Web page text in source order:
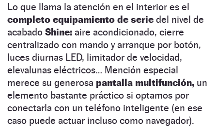
Lo que llama la atención en el interior es el
completo equipamiento de serie del nivel de
acabado Shine: aire acondicionado, cierre
centralizado con mando y arranque por botón,
luces diurnas LED, limitador de velocidad,
elevalunas eléctricos… Mención especial
merece su generosa pantalla multifunción, un
elemento bastante práctico si optamos por
conectarla con un teléfono inteligente (en ese
caso puede actuar incluso como navegador).